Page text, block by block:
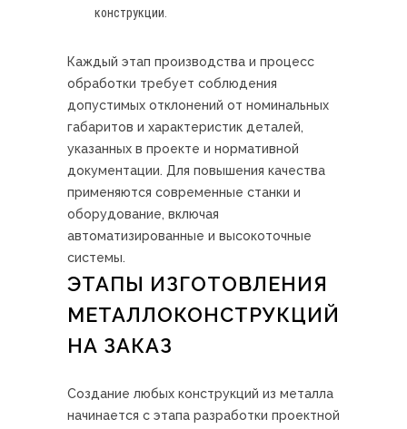
конструкции.
Каждый этап производства и процесс
обработки требует соблюдения
допустимых отклонений от номинальных
габаритов и характеристик деталей,
указанных в проекте и нормативной
документации. Для повышения качества
применяются современные станки и
оборудование, включая
автоматизированные и высокоточные
системы.
ЭТАПЫ ИЗГОТОВЛЕНИЯ
МЕТАЛЛОКОНСТРУКЦИЙ
НА ЗАКАЗ
Создание любых конструкций из металла
начинается с этапа разработки проектной